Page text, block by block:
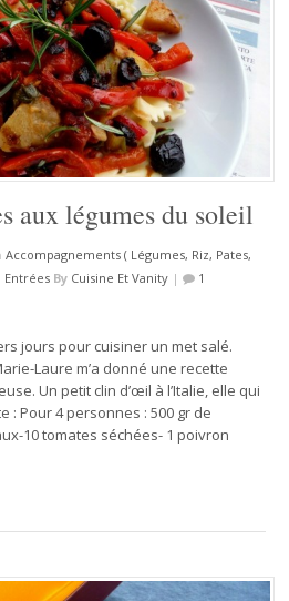
aux légumes du soleil
Accompagnements ( Légumes, Riz, Pates,
Entrées By Cuisine Et Vanity |
1
jours pour cuisiner un met salé.
Laure m’a donné une recette
Un petit clin d’œil à l’Italie, elle qui
: Pour 4 personnes : 500 gr de
10 tomates séchées- 1 poivron